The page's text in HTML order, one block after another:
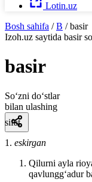
Lotin.uz
Bosh sahifa / B / basir
Izoh.uz saytida basir
basir
So‘zni do‘stlar
bilan ulashing
sifat
1. eskirgan
Qilurni ayla
qavlunggʻadur